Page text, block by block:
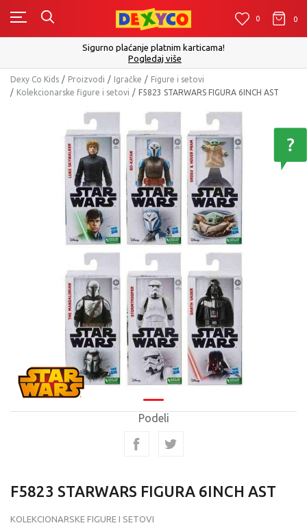
0 0
Sigurno plaćanje platnim karticama!
Pogledaj više
Dexy Co Kids Proizvodi Igračke
Figure i setovi
Kolekcionarske figure i setovi
F5823 STARWARS FIGURA 6INCH AST
Podeli
F5823 STARWARS FIGURA 6INCH AST
KOLEKCIONARSKE FIGURE I SETOVI